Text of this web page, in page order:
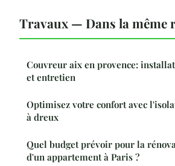
Travaux — Dans la même
Couvreur aix en provence:
et entretien
Optimisez votre confort avec
à dreux
Quel budget prévoir pour la
d'un appartement à Paris ?